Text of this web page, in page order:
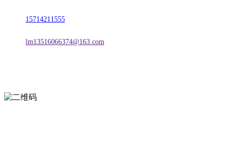
15714211555
lm13516066374@163.com